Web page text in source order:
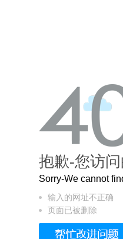
宝的它到底有多美？
抱歉-您访问
Sorry-We cannot
输入的网址不正确
页面已被删除